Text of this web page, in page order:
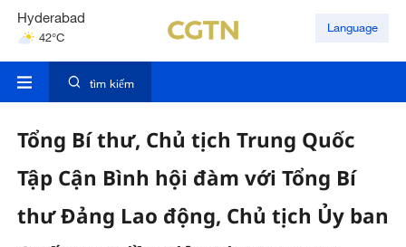
Hyderabad
42°C
Mumbai
Language
tìm kiếm
Tổng Bí thư, Chủ tịch Trung Quốc
Tập Cận Bình hội đàm với Tổng Bí
thư Đảng Lao động, Chủ tịch Ủy ban